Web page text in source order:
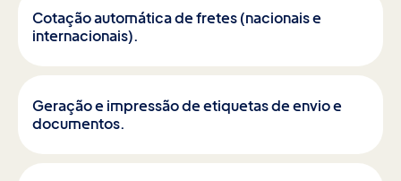
Cotação automática de fretes (nacionais e
internacionais).
Geração e impressão de etiquetas de envio e
documentos.